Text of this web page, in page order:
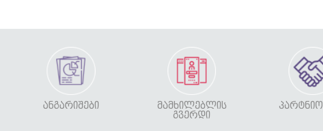
ᲐᲜᲒᲐᲠᲘᲨᲔᲑᲘ
ᲛᲐᲛᲮᲘᲚᲔᲑᲚᲘᲡ
ᲒᲕᲔᲠᲓᲘ